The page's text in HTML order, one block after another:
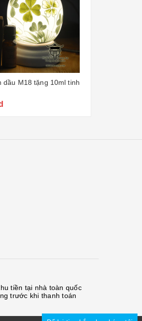
dầu M18 tặng 10ml tinh
tiền tại nhà toàn quốc
trước khi thanh toán